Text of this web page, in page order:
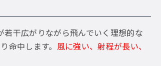
干広がりながら飛んでいく理想的な
命中します。 風に強い、射程が長い、